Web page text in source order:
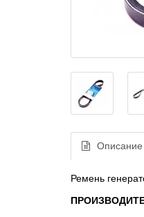
Описание
Ремень